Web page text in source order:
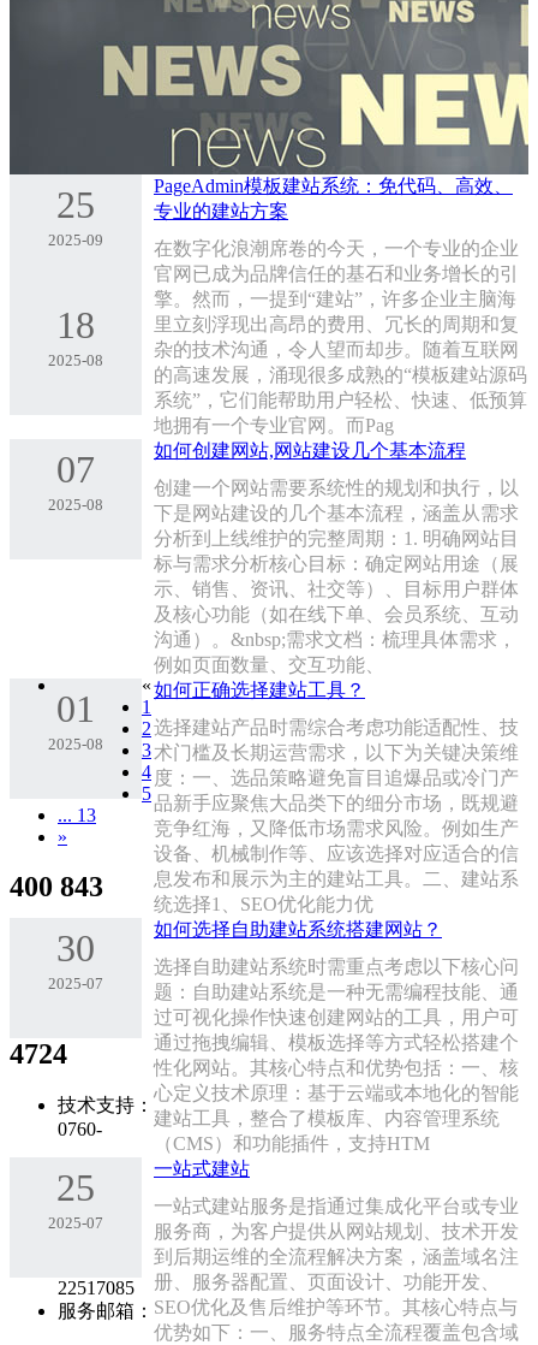
25
2025-09
PageAdmin模板建站系统：免代码、高效、
专业的建站方案
在数字化浪潮席卷的今天，一个专业的企业
官网已成为品牌信任的基石和业务增长的引
擎。然而，一提到“建站”，许多企业主脑海
里立刻浮现出高昂的费用、冗长的周期和复
杂的技术沟通，令人望而却步。随着互联网
的高速发展，涌现很多成熟的“模板建站源码
系统”，它们能帮助用户轻松、快速、低预算
地拥有一个专业官网。而Pag
18
2025-08
如何创建网站,网站建设几个基本流程
创建一个网站需要系统性的规划和执行，以
下是网站建设的几个基本流程，涵盖从需求
分析到上线维护的完整周期：1. 明确网站目
标与需求分析核心目标：确定网站用途（展
示、销售、资讯、社交等）、目标用户群体
及核心功能（如在线下单、会员系统、互动
沟通）。&nbsp;需求文档：梳理具体需求，
例如页面数量、交互功能、
07
2025-08
如何正确选择建站工具？
选择建站产品时需综合考虑功能适配性、技
术门槛及长期运营需求，以下为关键决策维
度：一、选品策略‌避免盲目追爆品或冷门产
品‌新手应聚焦大品类下的细分市场，既规避
竞争红海，又降低市场需求风险。例如生产
设备、机械制作等、应该选择对应适合的信
息发布和展示为主的建站工具。二、建站系
统选择1、‌SEO优化能力‌优
01
2025-08
如何选择自助建站系统搭建网站？
选择自助建站系统时需重点考虑以下核心问
题：自助建站系统是一种无需编程技能、通
过可视化操作快速创建网站的工具，用户可
通过拖拽编辑、模板选择等方式轻松搭建个
性化网站。其核心特点和优势包括：一、核
心定义‌技术原理‌：基于云端或本地化的智能
建站工具，整合了模板库、内容管理系统
（CMS）和功能插件，支持HTM
30
2025-07
一站式建站
一站式建站服务是指通过集成化平台或专业
服务商，为客户提供从网站规划、技术开发
到后期运维的全流程解决方案，涵盖域名注
册、服务器配置、页面设计、功能开发、
SEO优化及售后维护等环节‌。其核心特点与
优势如下：一、服务特点‌全流程覆盖‌包含域
25
2025-07
«
1
2
3
4
5
... 13
»
400 843
4724
技术支持：
0760-
22517085
服务邮箱：